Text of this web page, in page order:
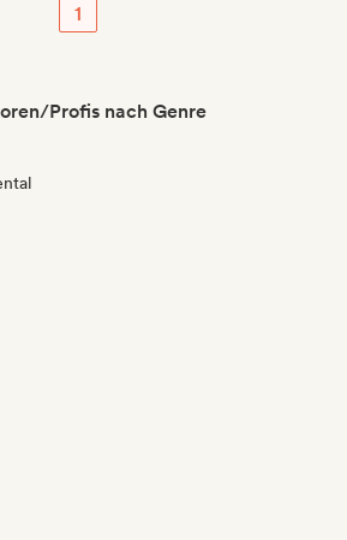
1
Profis nach Genre